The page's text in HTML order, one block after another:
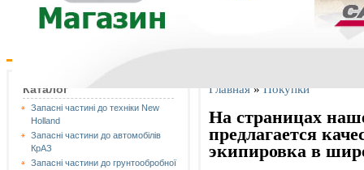
Каталог
Запасні частині до техніки New
Holland
Запасні частини до автомобілів
КрАЗ
Запасні частини до грунтообробної
Главная»Покупки
На страницах
предлагается
экипировка в